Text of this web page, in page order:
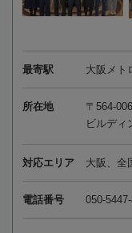
最寄駅 大阪メト
所在地
〒564-
ビルディ
対応エリア 大阪、全
電話番号 050-